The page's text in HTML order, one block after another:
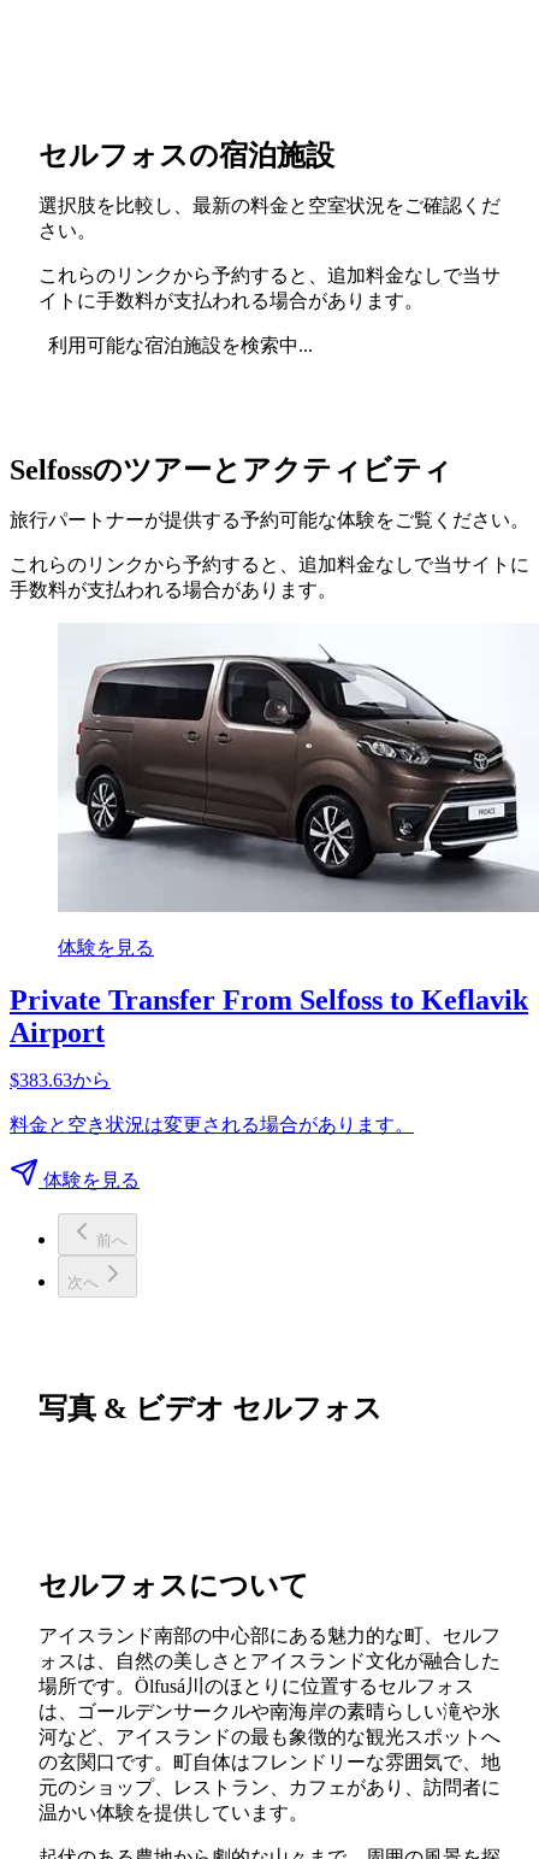
セルフォスの宿泊施設
選択肢を比較し、最新の料金と空室状況をご確認くだ
さい。
これらのリンクから予約すると、追加料金なしで当サ
イトに手数料が支払われる場合があります。
利用可能な宿泊施設を検索中...
Selfossのツアーとアクティビティ
旅行パートナーが提供する予約可能な体験をご覧ください。
これらのリンクから予約すると、追加料金なしで当サイトに
手数料が支払われる場合があります。
体験を見る
Private Transfer From Selfoss to Keflavik
Airport
$383.63から
料金と空き状況は変更される場合があります。
体験を見る
前へ
次へ
写真 & ビデオ セルフォス
セルフォスについて
アイスランド南部の中心部にある魅力的な町、セルフ
ォスは、自然の美しさとアイスランド文化が融合した
場所です。Ölfusá川のほとりに位置するセルフォス
は、ゴールデンサークルや南海岸の素晴らしい滝や氷
河など、アイスランドの最も象徴的な観光スポットへ
の玄関口です。町自体はフレンドリーな雰囲気で、地
元のショップ、レストラン、カフェがあり、訪問者に
温かい体験を提供しています。